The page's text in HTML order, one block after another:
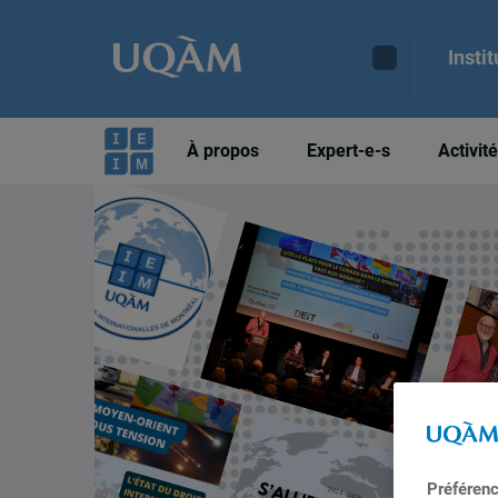
À propos Expert-e-s